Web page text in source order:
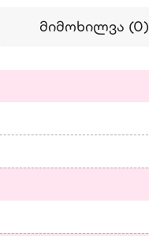
Მიმოხილვა (0)